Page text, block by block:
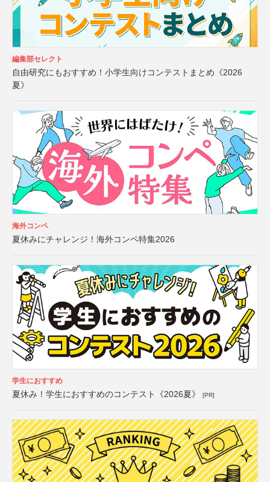
編集部セレクト
自由研究にもおすすめ！小学生向けコンテストまとめ《2026
夏》
海外コンペ
夏休みにチャレンジ！海外コンペ特集2026
学生におすすめ
夏休み！学生におすすめのコンテスト《2026夏》 [PR]